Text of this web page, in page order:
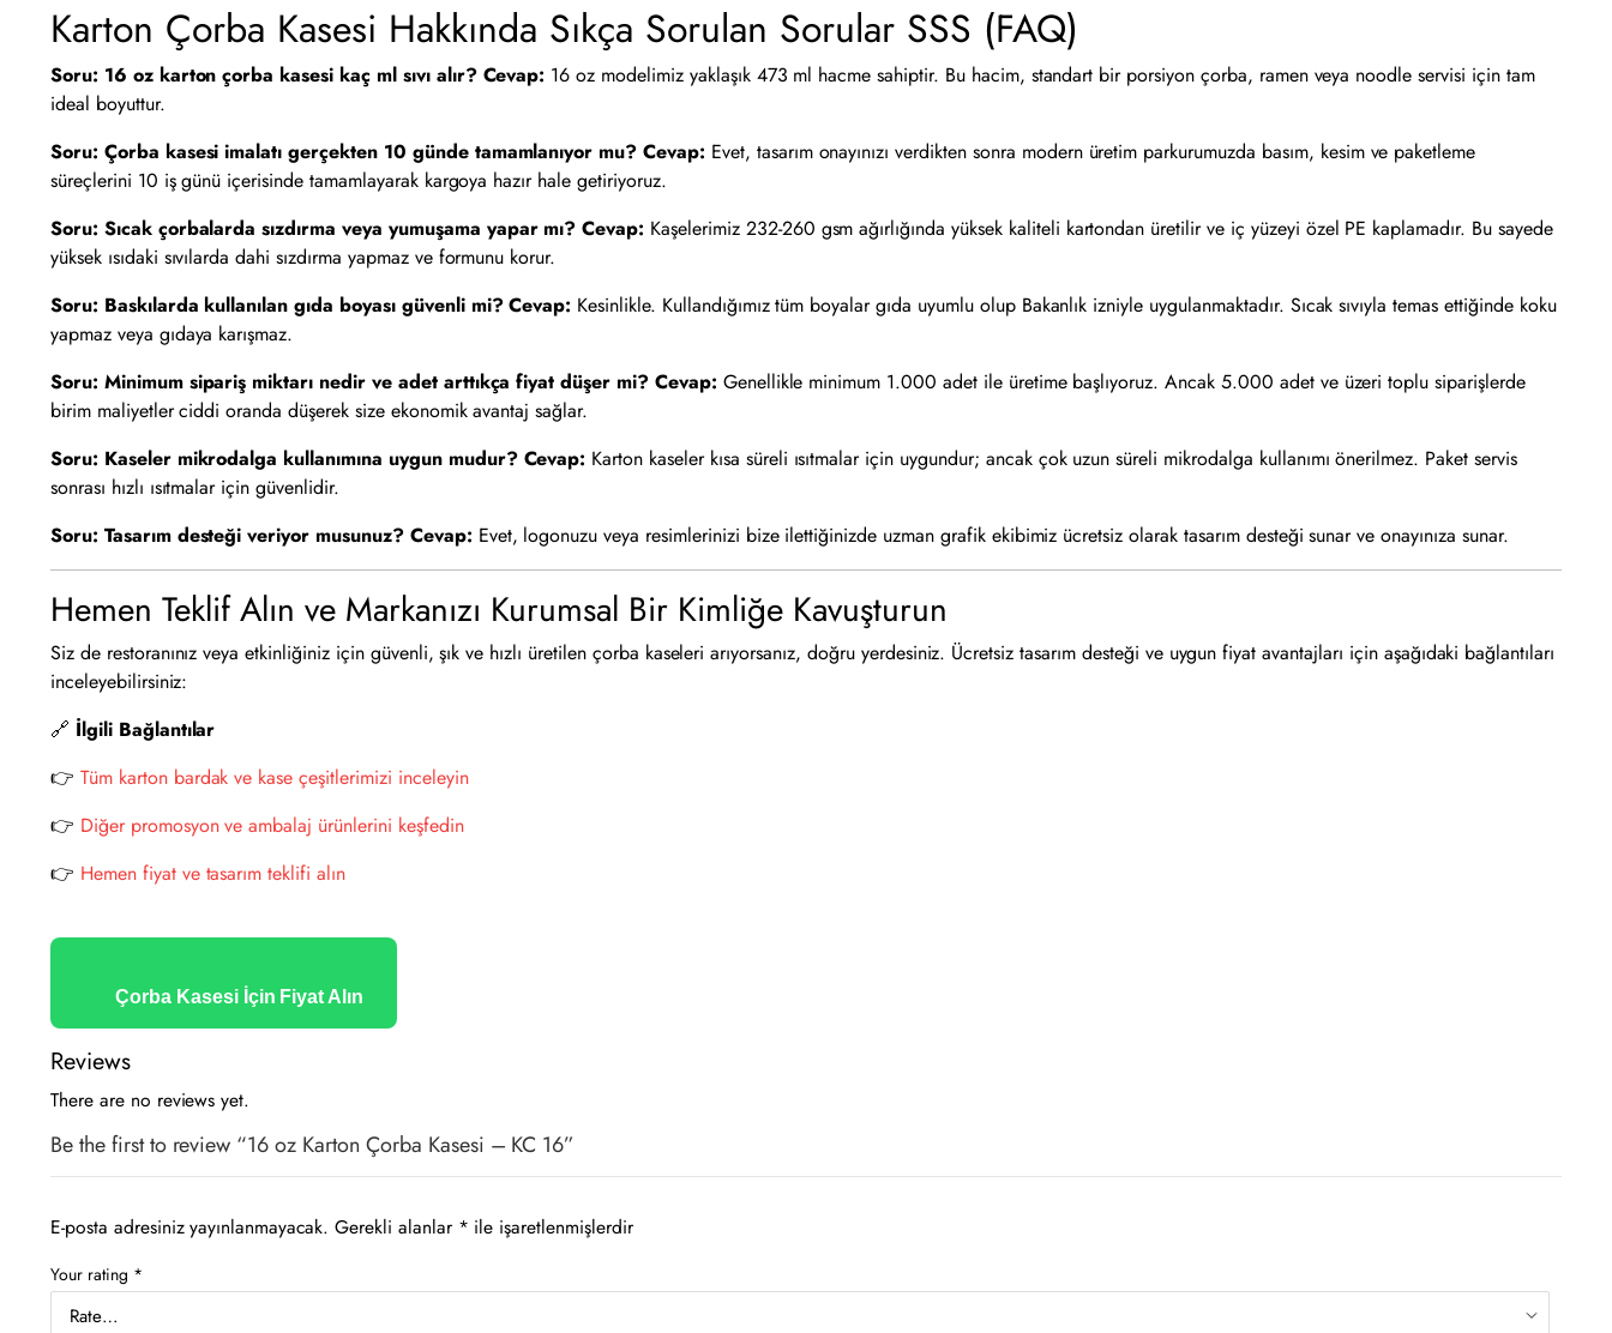
Karton Çorba Kasesi Hakkında Sıkça Sorulan Sorular SSS (FAQ)
Soru: 16 oz karton çorba kasesi kaç ml sıvı alır? Cevap: 16 oz modelimiz yaklaşık 473 ml hacme sahiptir. Bu hacim, standart bir porsiyon çorba, ramen veya noodle servisi için tam
ideal boyuttur.
Soru: Çorba kasesi imalatı gerçekten 10 günde tamamlanıyor mu? Cevap: Evet, tasarım onayınızı verdikten sonra modern üretim parkurumuzda basım, kesim ve paketleme
süreçlerini 10 iş günü içerisinde tamamlayarak kargoya hazır hale getiriyoruz.
Soru: Sıcak çorbalarda sızdırma veya yumuşama yapar mı? Cevap: Kaşelerimiz 232-260 gsm ağırlığında yüksek kaliteli kartondan üretilir ve iç yüzeyi özel PE kaplamadır. Bu sayede
yüksek ısıdaki sıvılarda dahi sızdırma yapmaz ve formunu korur.
Soru: Baskılarda kullanılan gıda boyası güvenli mi? Cevap: Kesinlikle. Kullandığımız tüm boyalar gıda uyumlu olup Bakanlık izniyle uygulanmaktadır. Sıcak sıvıyla temas ettiğinde koku
yapmaz veya gıdaya karışmaz.
Soru: Minimum sipariş miktarı nedir ve adet arttıkça fiyat düşer mi? Cevap: Genellikle minimum 1.000 adet ile üretime başlıyoruz. Ancak 5.000 adet ve üzeri toplu siparişlerde
birim maliyetler ciddi oranda düşerek size ekonomik avantaj sağlar.
Soru: Kaseler mikrodalga kullanımına uygun mudur? Cevap: Karton kaseler kısa süreli ısıtmalar için uygundur; ancak çok uzun süreli mikrodalga kullanımı önerilmez. Paket servis
sonrası hızlı ısıtmalar için güvenlidir.
Soru: Tasarım desteği veriyor musunuz? Cevap: Evet, logonuzu veya resimlerinizi bize ilettiğinizde uzman grafik ekibimiz ücretsiz olarak tasarım desteği sunar ve onayınıza sunar.
Hemen Teklif Alın ve Markanızı Kurumsal Bir Kimliğe Kavuşturun
Siz de restoranınız veya etkinliğiniz için güvenli, şık ve hızlı üretilen çorba kaseleri arıyorsanız, doğru yerdesiniz. Ücretsiz tasarım desteği ve uygun fiyat avantajları için aşağıdaki bağlantıları
inceleyebilirsiniz:
🔗 İlgili Bağlantılar
👉 Tüm karton bardak ve kase çeşitlerimizi inceleyin
👉 Diğer promosyon ve ambalaj ürünlerini keşfedin
👉 Hemen fiyat ve tasarım teklifi alın
Çorba Kasesi İçin Fiyat Alın
Reviews
There are no reviews yet.
Be the first to review “16 oz Karton Çorba Kasesi – KC 16”
E-posta adresiniz yayınlanmayacak. Gerekli alanlar * ile işaretlenmişlerdir
Your rating *